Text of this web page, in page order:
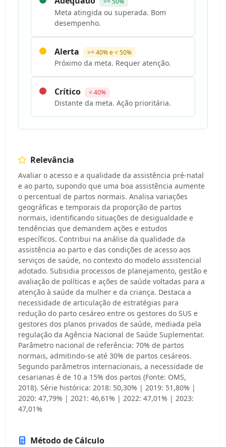
Meta atingida ou superada. Bom
desempenho.
Alerta >= 40% e < 50%
Próximo da meta. Requer atenção.
Crítico < 40%
Distante da meta. Ação prioritária.
Relevância
Avaliar o acesso e a qualidade da assistência pré-natal
e ao parto, supondo que uma boa assistência aumente
o percentual de partos normais. Analisa variações
geográficas e temporais da proporção de partos
normais, identificando situações de desigualdade e
tendências que demandem ações e estudos
específicos. Contribui na análise da qualidade da
assistência ao parto e das condições de acesso aos
serviços de saúde, no contexto do modelo assistencial
adotado. Subsidia processos de planejamento, gestão e
avaliação de políticas e ações de saúde voltadas para a
atenção à saúde da mulher e da criança. Destaca a
necessidade de articulação de estratégias para
redução do parto cesáreo entre os gestores do SUS e
gestores dos planos privados de saúde, mediada pela
regulação da Agência Nacional de Saúde Suplementar.
Parâmetro nacional de referência: 70% de partos
normais, admitindo-se até 30% de partos cesáreos.
Segundo parâmetros internacionais, a necessidade de
cesarianas é de 10 a 15% dos partos (Fonte: OMS,
2018). Série histórica: 2018: 50,30% | 2019: 51,80% |
2020: 47,79% | 2021: 46,61% | 2022: 47,01% | 2023:
47,01%
Método de Cálculo